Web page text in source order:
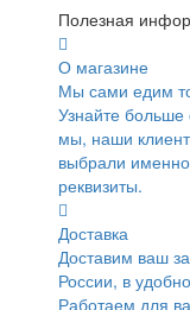
Полезная
О магазине
Мы сами едим
Узнайте
мы, наши
выбрали
реквизиты.
Доставка
Доставим ваш
России, в
Работаем для